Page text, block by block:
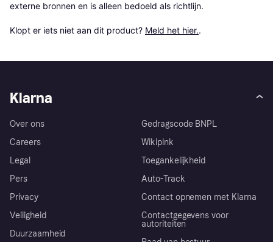
externe bronnen en is alleen bedoeld als richtlijn.
Klopt er iets niet aan dit product? Meld het hier..
Klarna
Over ons
Careers
Legal
Pers
Privacy
Veiligheid
Duurzaamheid
Gedragscode BNPL
Wikipink
Toegankelijkheid
Auto-Track
Contact opnemen met Klarna
Contactgegevens voor
autoriteiten